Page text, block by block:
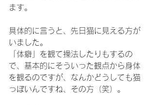
ます。
具体的に言うと、先日猫に見える方が
いました。
「体癖」を観て操法したりもするの
で、基本的にそういった観点から身体
を観るのですが、なんかどうしても猫
っぽいんですね、その方（笑）。